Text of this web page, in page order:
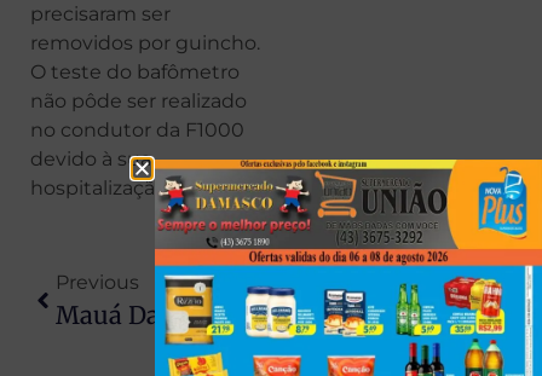
precisaram ser
removidos por guincho.
O teste do bafômetro
não pôde ser realizado
no condutor da F1000
devido à sua
hospitalização.
Previous
Mauá Da Serra Abre Concurso Com 68 Vagas E Salários De Até R$ 12,6 Mil
Next
Ex-Presidente Biden Submetido A Cirurgia Para Remoção De Câncer De Pele